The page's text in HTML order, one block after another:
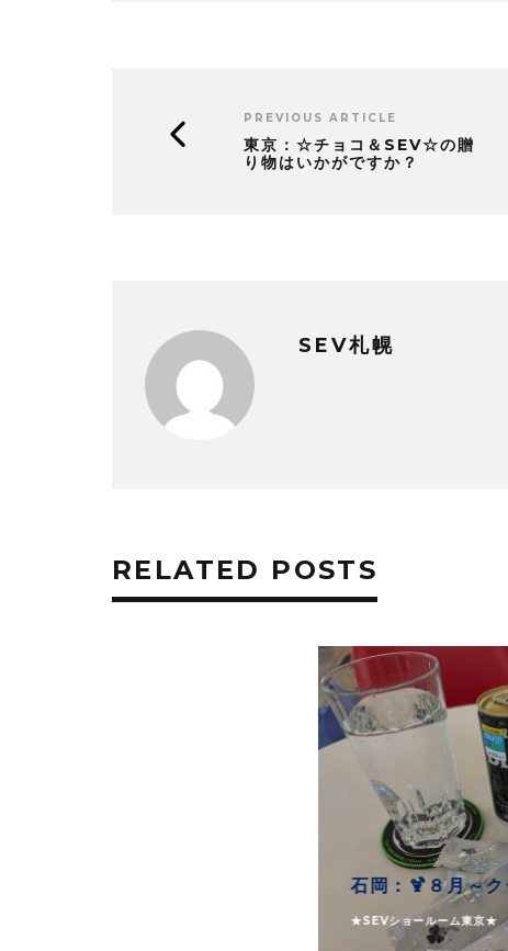
PREVIOUS ARTICLE
東京：☆チョコ＆SEV☆の贈
り物はいかがですか？
SEV札幌
RELATED POSTS
★SEVショールーム東京★